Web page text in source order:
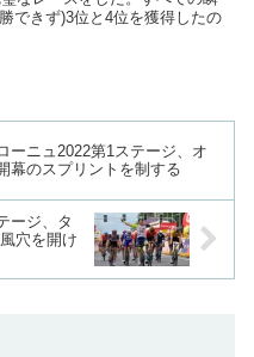
できず)3位と4位を獲得したの
ーニュ2022第1ステージ、オ
幕のスプリントを制する
ージ、タ
穴を開け